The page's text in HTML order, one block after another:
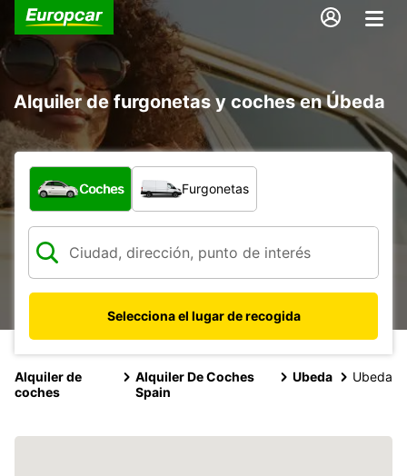
Alquiler de furgonetas y coches en Úbeda
¿Qué tipo de vehículo?
Coches Furgonetas
Selecciona el lugar de recogida
Alquiler de
coches
Alquiler De Coches
Spain
Ubeda Ubeda